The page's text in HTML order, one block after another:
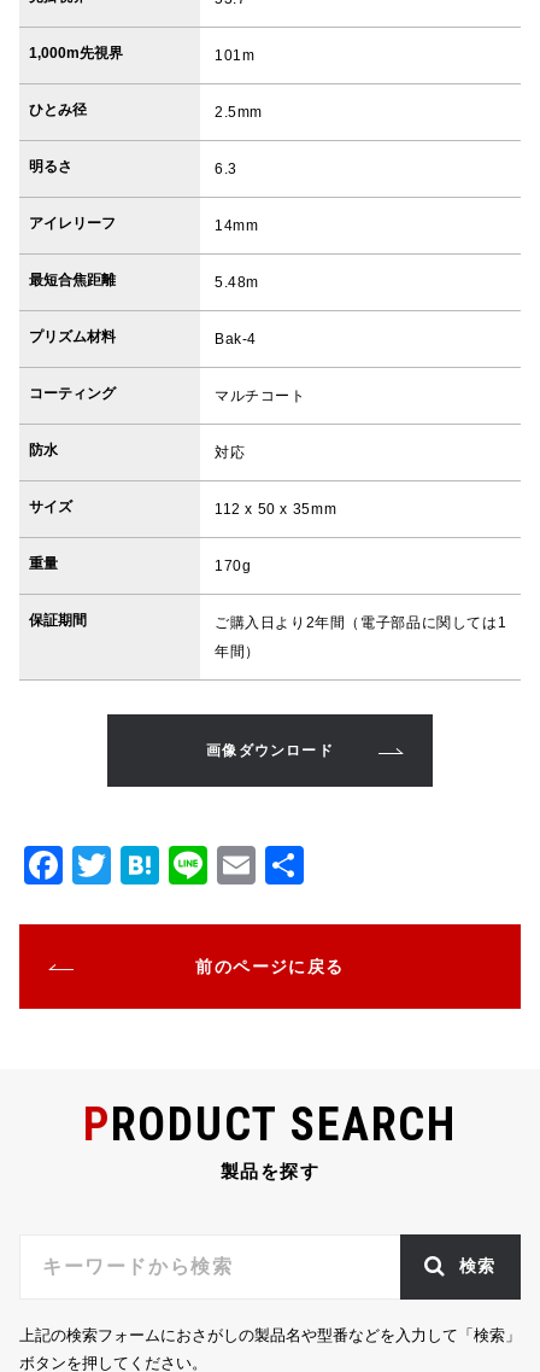
1,000m先視界 101m
ひとみ径 2.5mm
明るさ 6.3
アイレリーフ 14mm
最短合焦距離 5.48m
プリズム材料 Bak-4
コーティング マルチコート
防水 対応
サイズ 112 x 50 x 35mm
重量 170g
保証期間
ご購入日より2年間（電子部品に関しては1
年間）
画像ダウンロード
F
e
b
o
T
r
H
a
Li
E
l
前のページに戻る
PRODUCT SEARCH
製品を探す
検索
上記の検索フォームにおさがしの製品名や型番などを入力して「検索」
ボタンを押してください。